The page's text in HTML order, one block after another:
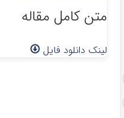
متن کامل مقاله
لینک دانلود فایل